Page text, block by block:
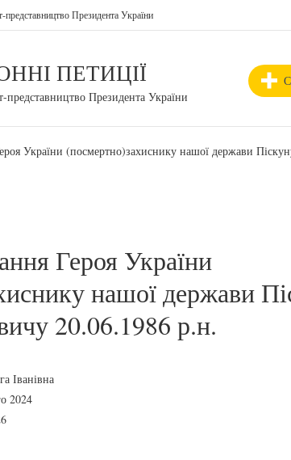
представництво Президента України
ПЕТИЦІЇ
представництво Президента України
України (посмертно)захиснику нашої держави
Героя України
нашої держави
20.06.1986 р.н.
Іванівна
2024